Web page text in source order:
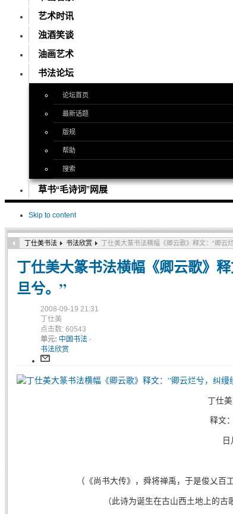
艺术时讯
浊酒笑谈
油画艺术
书法论坛
论坛首页
最新话题
版规
帮助
搜索
草书“毛诗词”网展
Skip to content
丁仕美书法 书法欣赏 丁仕美大篆书法横幅《卿云歌》释文：“卿云
丁仕美大篆书法横幅《卿云歌》
旦兮。”
2008-09-19 21:31
丁仕美
点击数: 60543
单元: 中国书法 -
书法欣赏
丁仕
释文：
（《尚书大传》，舜将禅禹，于是俊乂百
（此诗为诞生在古山西土地上的